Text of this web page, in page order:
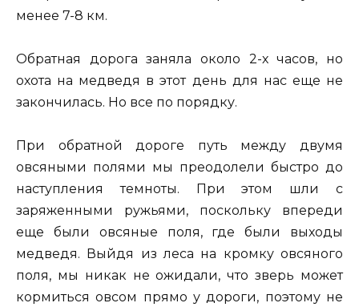
менее 7-8 км.
Обратная дорога заняла около 2-х часов, но
охота на медведя в этот день для нас еще не
закончилась. Но все по порядку.
При обратной дороге путь между двумя
овсяными полями мы преодолели быстро до
наступления темноты. При этом шли с
заряженными ружьями, поскольку впереди
еще были овсяные поля, где были выходы
медведя. Выйдя из леса на кромку овсяного
поля, мы никак не ожидали, что зверь может
кормиться овсом прямо у дороги, поэтому не